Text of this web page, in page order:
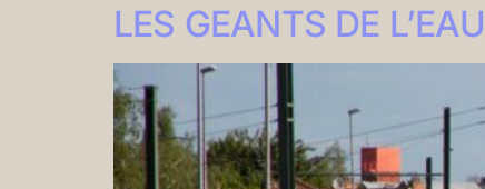
LES GEANTS DE